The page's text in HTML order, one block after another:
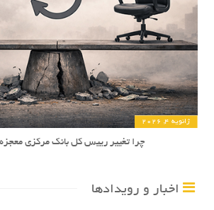
ژانویه 4, 2026
چرا تغییر رییس کل بانک مرکزی
اخبار و رویدادها